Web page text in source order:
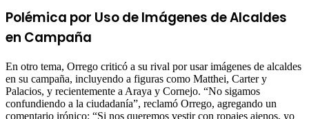
Polémica por Uso de Imágenes de Alcaldes
en Campaña
En otro tema, Orrego criticó a su rival por usar imágenes de alcaldes
en su campaña, incluyendo a figuras como Matthei, Carter y
Palacios, y recientemente a Araya y Cornejo. “No sigamos
confundiendo a la ciudadanía”, reclamó Orrego, agregando un
comentario irónico: “Si nos queremos vestir con ropajes ajenos, yo